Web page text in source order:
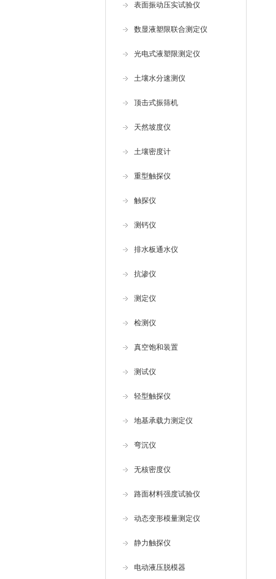
仪
表面振动压实试验仪
数显液塑限联合测定仪
光电式液塑限测定仪
土壤水分速测仪
顶击式振筛机
天然坡度仪
土壤密度计
重型触探仪
触探仪
测钙仪
排水板通水仪
抗渗仪
测定仪
检测仪
真空饱和装置
测试仪
轻型触探仪
地基承载力测定仪
弯沉仪
无核密度仪
路面材料强度试验仪
动态变形模量测定仪
静力触探仪
电动液压脱模器